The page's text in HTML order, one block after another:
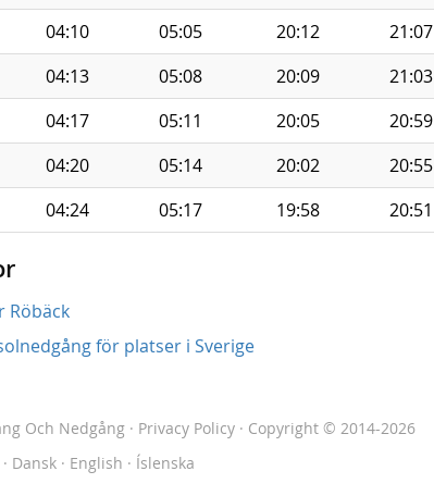
04:10 05:05 20:12 21:07
04:13 05:08 20:09 21:03
04:17 05:11 20:05 20:59
04:20 05:14 20:02 20:55
04:24 05:17 19:58 20:51
Röbäck
för platser i Sverige
Och Nedgång · Privacy Policy · Copyright © 2014-2026
· Dansk · English · Íslenska